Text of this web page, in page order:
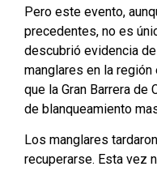
Pero este evento,
precedentes, no es
descubrió evidencia
manglares en la
que la Gran Barrera
de blanqueamiento
Los manglares
recuperarse. Esta vez